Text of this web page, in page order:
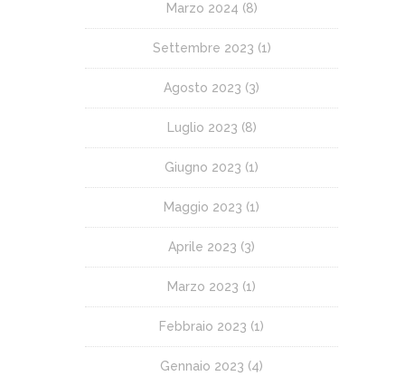
Marzo 2024 (8)
Settembre 2023 (1)
Agosto 2023 (3)
Luglio 2023 (8)
Giugno 2023 (1)
Maggio 2023 (1)
Aprile 2023 (3)
Marzo 2023 (1)
Febbraio 2023 (1)
Gennaio 2023 (4)